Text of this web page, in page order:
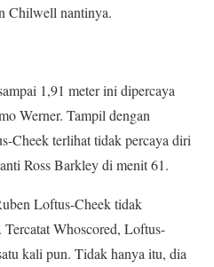
Chilwell nantinya.
1,91 meter ini dipercaya
Werner. Tampil dengan
Cheek terlihat tidak percaya diri
Ross Barkley di menit 61.
Loftus-Cheek tidak
Whoscored, Loftus-
kali pun. Tidak hanya itu, dia